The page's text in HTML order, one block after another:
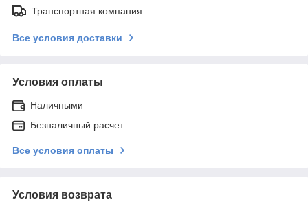
Транспортная компания
Все условия доставки
Условия оплаты
Наличными
Безналичный расчет
Все условия оплаты
Условия возврата